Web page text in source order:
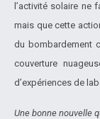
l’activité solaire ne
mais que cette
du bombardement
couverture
d’expériences de
Une bonne nouvelle